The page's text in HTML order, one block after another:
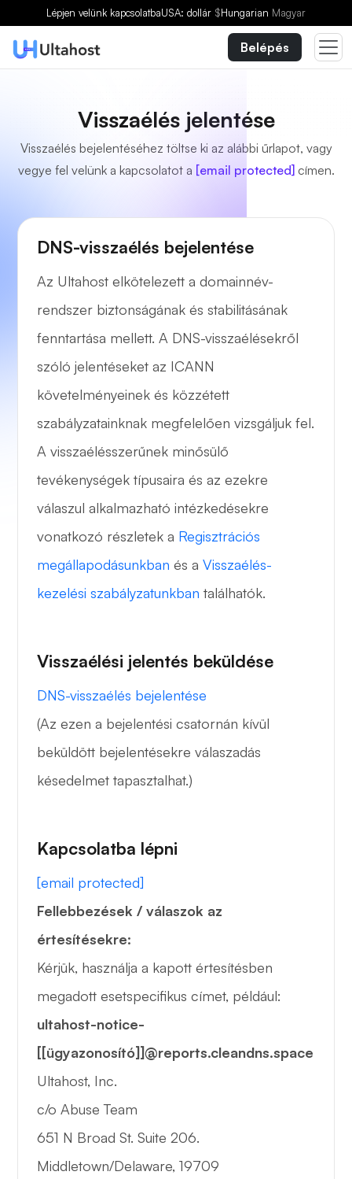
Lépjen velünk kapcsolatbaUSA: dollár $Hungarian Magyar
Belépés
Visszaélés jelentése
Visszaélés bejelentéséhez töltse ki az alábbi űrlapot, vagy
vegye fel velünk a kapcsolatot a [email protected] címen.
DNS-visszaélés bejelentése
Az Ultahost elkötelezett a domainnév-
rendszer biztonságának és stabilitásának
fenntartása mellett. A DNS-visszaélésekről
szóló jelentéseket az ICANN
követelményeinek és közzétett
szabályzatainknak megfelelően vizsgáljuk fel.
A visszaélésszerűnek minősülő
tevékenységek típusaira és az ezekre
válaszul alkalmazható intézkedésekre
vonatkozó részletek a Regisztrációs
megállapodásunkban és a Visszaélés-
kezelési szabályzatunkban találhatók.
Visszaélési jelentés beküldése
DNS-visszaélés bejelentése
(Az ezen a bejelentési csatornán kívül
beküldött bejelentésekre válaszadás
késedelmet tapasztalhat.)
Kapcsolatba lépni
[email protected]
Fellebbezések / válaszok az
értesítésekre:
Kérjük, használja a kapott értesítésben
megadott esetspecifikus címet, például:
ultahost-notice-
[[ügyazonosító]]@reports.cleandns.space
Ultahost, Inc.
c/o Abuse Team
651 N Broad St. Suite 206.
Middletown/Delaware, 19709